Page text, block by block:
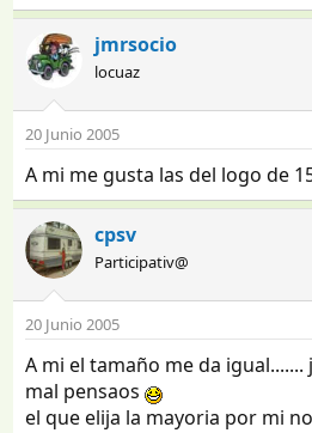
jmrsocio
locuaz
20 Junio 2005
A mi me gusta las del logo de
cpsv
Participativ@
20 Junio 2005
A mi el tamaño me da
mal pensaos
el que elija la mayoria por mi